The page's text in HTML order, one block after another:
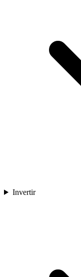
Invertir